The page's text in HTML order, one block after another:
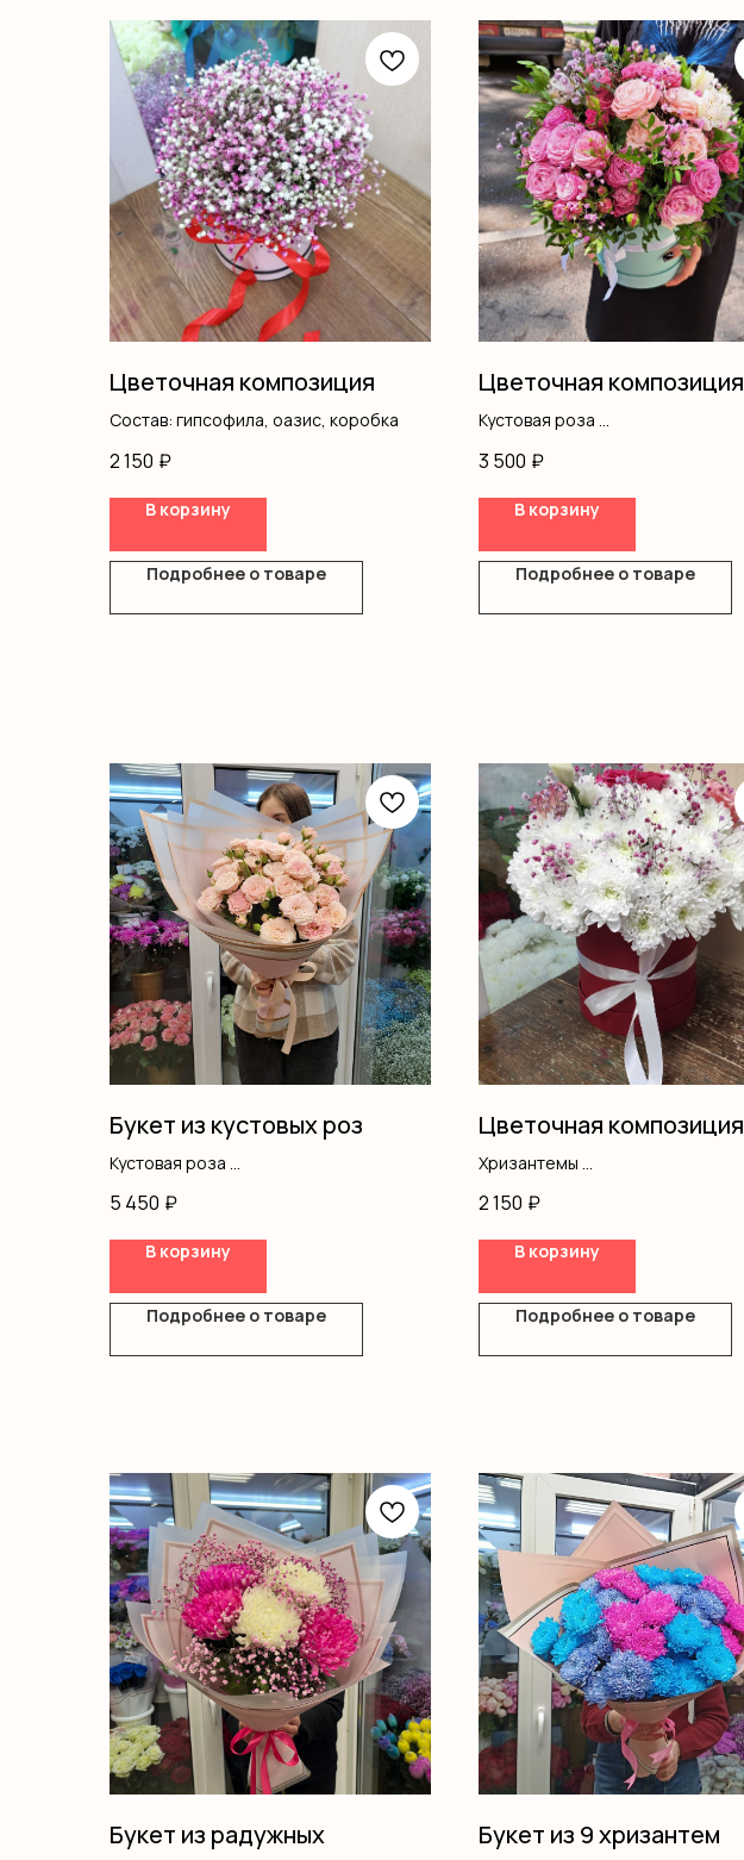
Цветочная композиция
Состав: гипсофила, оазис, коробка
2 150 ₽
В корзину
Подробнее о товаре
Цветочная композиция
Кустовая роза
Гипсофила
Писташ
Оазис
3 500 ₽
В корзину
Подробнее о товаре
Букет из кустовых роз
Кустовая роза
5 450 ₽
В корзину
Подробнее о товаре
Цветочная композиция
Хризантемы
Эустома
Оазис
Коробка
2 150 ₽
В корзину
Подробнее о товаре
Букет из радужных
Букет из 9 хризантем